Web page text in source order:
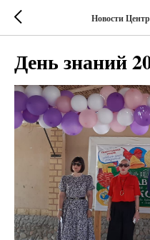
Новости
День знаний